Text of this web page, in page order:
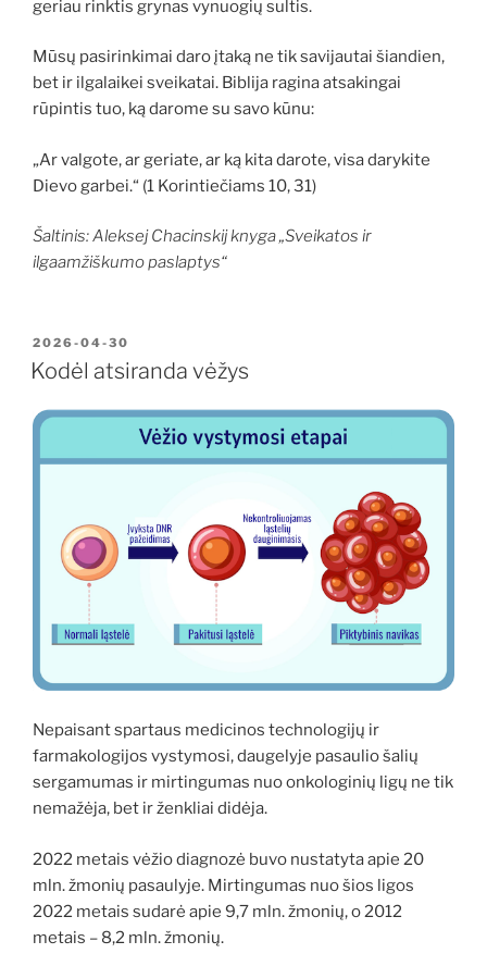
geriau rinktis grynas vynuogių sultis.
Mūsų pasirinkimai daro įtaką ne tik savijautai šiandien,
bet ir ilgalaikei sveikatai. Biblija ragina atsakingai
rūpintis tuo, ką darome su savo kūnu:
„Ar valgote, ar geriate, ar ką kita darote, visa darykite
Dievo garbei.“ (1 Korintiečiams 10, 31)
Šaltinis: Aleksej Chacinskij knyga „Sveikatos ir
ilgaamžiškumo paslaptys“
PASKELBTA
2026-04-30
Kodėl atsiranda vėžys
Nepaisant spartaus medicinos technologijų ir
farmakologijos vystymosi, daugelyje pasaulio šalių
sergamumas ir mirtingumas nuo onkologinių ligų ne tik
nemažėja, bet ir ženkliai didėja.
2022 metais vėžio diagnozė buvo nustatyta apie 20
mln. žmonių pasaulyje. Mirtingumas nuo šios ligos
2022 metais sudarė apie 9,7 mln. žmonių, o 2012
metais – 8,2 mln. žmonių.